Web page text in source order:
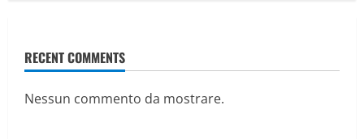
RECENT COMMENTS
Nessun commento da mostrare.